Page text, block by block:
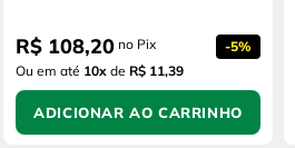
R$ 108,20 no Pix -5%
Ou em até 10x de R$ 11,39
ADICIONAR AO CARRINHO